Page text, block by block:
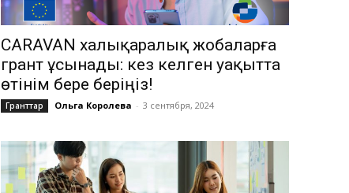
CARAVAN халықаралық жобаларға
грант ұсынады: кез келген уақытта
өтінім бере беріңіз!
Гранттар Ольга Королева - 3 сентября, 2024